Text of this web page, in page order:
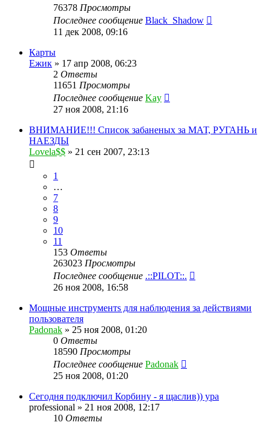
76378 Просмотры
Последнее сообщение Black_Shadow
11 дек 2008, 09:16
Карты
Ежик » 17 апр 2008, 06:23
2 Ответы
11651 Просмотры
Последнее сообщение Kay
27 ноя 2008, 21:16
ВНИМАНИЕ!!! Список забаненых за МАТ, РУГАНЬ и
НАЕЗДЫ
Lovela$$ » 21 сен 2007, 23:13
1
…
7
8
9
10
11
153 Ответы
263023 Просмотры
Последнее сообщение .::PILOT::.
26 ноя 2008, 16:58
Мощныe инструментs для наблюдения за действиями
пользователя
Padonak » 25 ноя 2008, 01:20
0 Ответы
18590 Просмотры
Последнее сообщение Padonak
25 ноя 2008, 01:20
Сегодня подключил Корбину - я щаслив)) ура
professional » 21 ноя 2008, 12:17
10 Ответы